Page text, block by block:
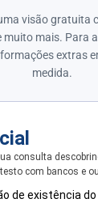
visão gratuita
mais. Para
extras
medida.
consulta
com bancos e
de existência do